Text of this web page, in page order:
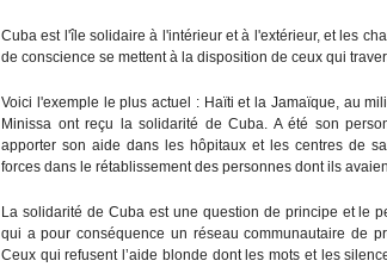
Cuba est l'île solidaire à l'intérieur et à l'extérieur, et les
de conscience se mettent à la disposition de ceux qui
Voici l'exemple le plus actuel : Haïti et la Jamaïque, au
Minissa ont reçu la solidarité de Cuba. A été son
apporter son aide dans les hôpitaux et les centres de
forces dans le rétablissement des personnes dont ils
La solidarité de Cuba est une question de principe et le
qui a pour conséquence un réseau communautaire de
Ceux qui refusent l’aide blonde dont les mots et les